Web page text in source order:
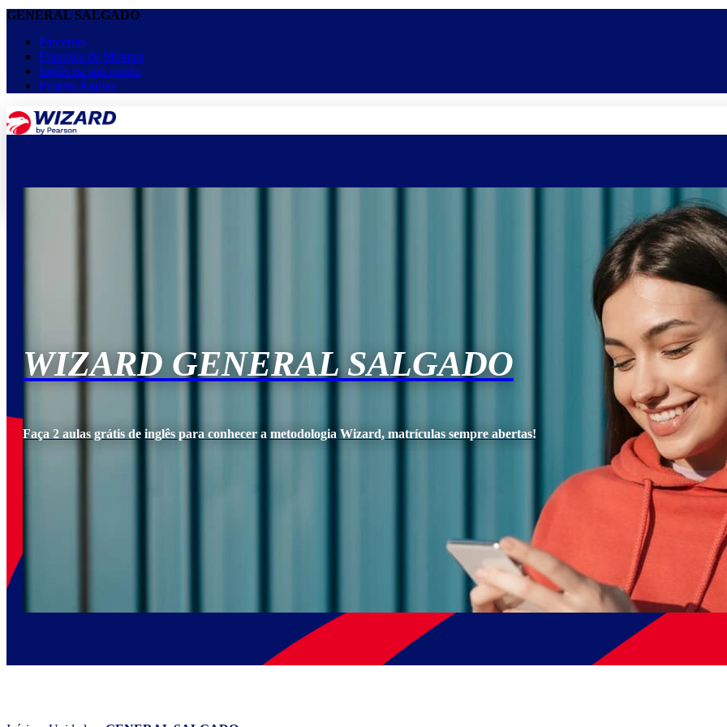
GENERAL SALGADO
Parcerias
Franquia de Idiomas
Inglês na sua escola
Projeto Águias
Equipe
WIZARD GENERAL SALGADO
Faça 2 aulas grátis de inglês para conhecer a metodologia Wizard, matrículas sempre abertas!